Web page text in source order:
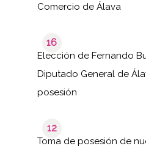
Comercio de Álava
16
Elección de Fernando
Diputado General de
posesión
12
Toma de posesión de